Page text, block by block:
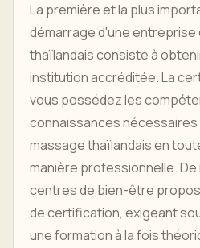
La première et la plus
démarrage d'une entreprise
thaïlandais consiste à
institution accréditée. La
vous possédez les
connaissances
massage thaïlandais en
manière professionnelle.
centres de bien-être
de certification, exigeant
une formation à la fois